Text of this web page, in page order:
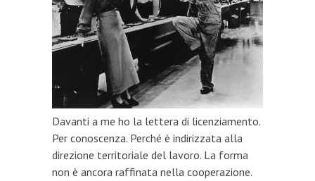
Davanti a me ho la lettera di licenziamento.
Per conoscenza. Perché è indirizzata alla
direzione territoriale del lavoro. La forma
non è ancora raffinata nella cooperazione.